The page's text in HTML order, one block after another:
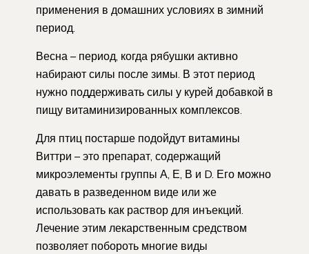
применения в домашних условиях в зимний
период.
Весна – период, когда рябушки активно
набирают силы после зимы. В этот период
нужно поддерживать силы у курей добавкой в
пищу витаминизированных комплексов.
Для птиц постарше подойдут витамины
Виттри – это препарат, содержащий
микроэлементы группы А, Е, В и D. Его можно
давать в разведенном виде или же
использовать как раствор для инъекций.
Лечение этим лекарственным средством
позволяет побороть многие виды